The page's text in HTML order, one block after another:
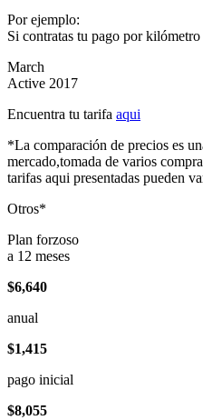
Por ejemplo:
Si contratas tu pago por kilómetro
March
Active 2017
Encuentra tu tarifa aqui
*La comparación de precios es
mercado,tomada de varios
tarifas aqui presentadas pueden
Otros*
Plan forzoso
a 12 meses
$6,640
anual
$1,415
pago inicial
$8,055